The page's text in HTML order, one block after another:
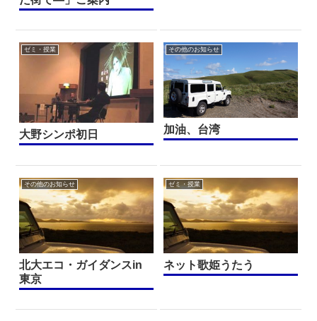
ゼミ・授業
大野シンポ初日
その他のお知らせ
加油、台湾
その他のお知らせ
北大エコ・ガイダンスin
東京
ゼミ・授業
ネット歌姫うたう